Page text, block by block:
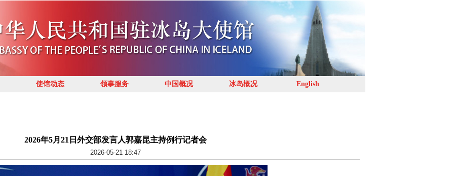
使馆动态 领事服务 中国概况 冰岛概况 English
2026年5月21日外交部发言人郭嘉昆主持例行记者会
2026-05-21 18:47